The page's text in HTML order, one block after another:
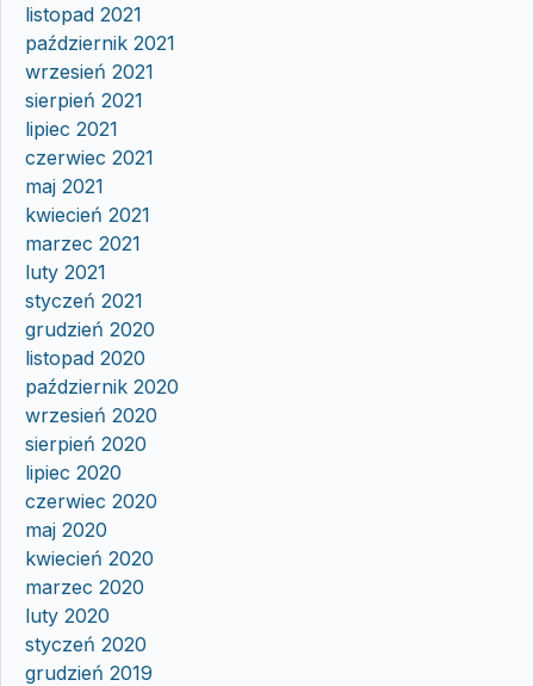
listopad 2021
październik 2021
wrzesień 2021
sierpień 2021
lipiec 2021
czerwiec 2021
maj 2021
kwiecień 2021
marzec 2021
luty 2021
styczeń 2021
grudzień 2020
listopad 2020
październik 2020
wrzesień 2020
sierpień 2020
lipiec 2020
czerwiec 2020
maj 2020
kwiecień 2020
marzec 2020
luty 2020
styczeń 2020
grudzień 2019